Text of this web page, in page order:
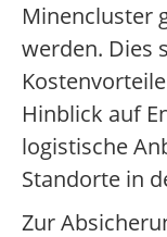
Minencluster
werden. Dies
Hinblick auf
logistische
Standorte in
Zur